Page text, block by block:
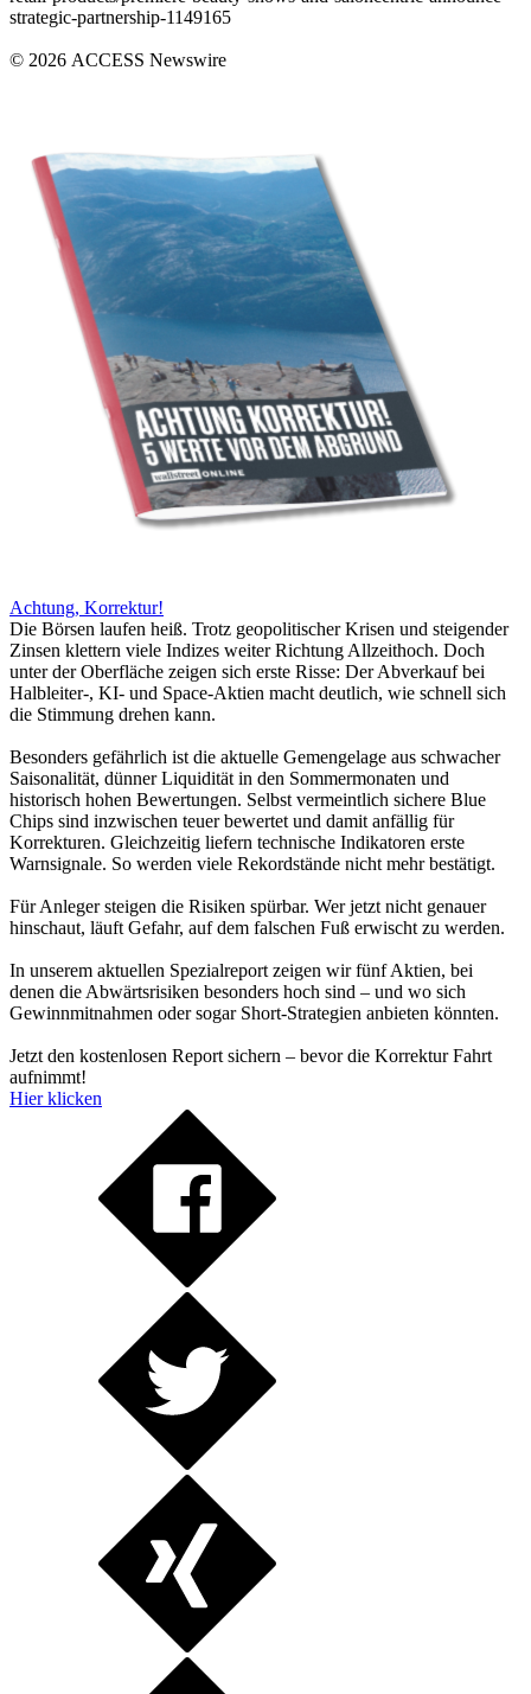
strategic-partnership-1149165
© 2026 ACCESS Newswire
Achtung, Korrektur!
Die Börsen laufen heiß. Trotz geopolitischer Krisen und steigender
Zinsen klettern viele Indizes weiter Richtung Allzeithoch. Doch
unter der Oberfläche zeigen sich erste Risse: Der Abverkauf bei
Halbleiter-, KI- und Space-Aktien macht deutlich, wie schnell sich
die Stimmung drehen kann.
Besonders gefährlich ist die aktuelle Gemengelage aus schwacher
Saisonalität, dünner Liquidität in den Sommermonaten und
historisch hohen Bewertungen. Selbst vermeintlich sichere Blue
Chips sind inzwischen teuer bewertet und damit anfällig für
Korrekturen. Gleichzeitig liefern technische Indikatoren erste
Warnsignale. So werden viele Rekordstände nicht mehr bestätigt.
Für Anleger steigen die Risiken spürbar. Wer jetzt nicht genauer
hinschaut, läuft Gefahr, auf dem falschen Fuß erwischt zu werden.
In unserem aktuellen Spezialreport zeigen wir fünf Aktien, bei
denen die Abwärtsrisiken besonders hoch sind – und wo sich
Gewinnmitnahmen oder sogar Short-Strategien anbieten könnten.
Jetzt den kostenlosen Report sichern – bevor die Korrektur Fahrt
aufnimmt!
Hier klicken